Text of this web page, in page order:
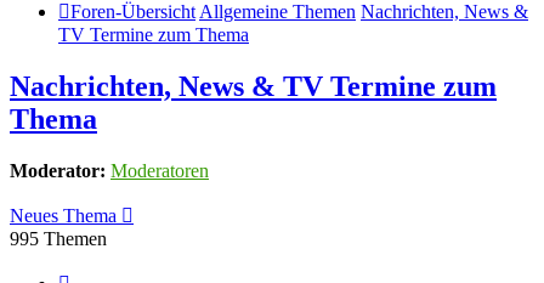
Foren-Übersicht Allgemeine Themen Nachrichten, News &
TV Termine zum Thema
Nachrichten, News & TV Termine zum
Thema
Moderator: Moderatoren
Neues Thema
995 Themen